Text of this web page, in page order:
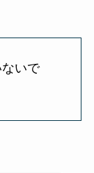
いで